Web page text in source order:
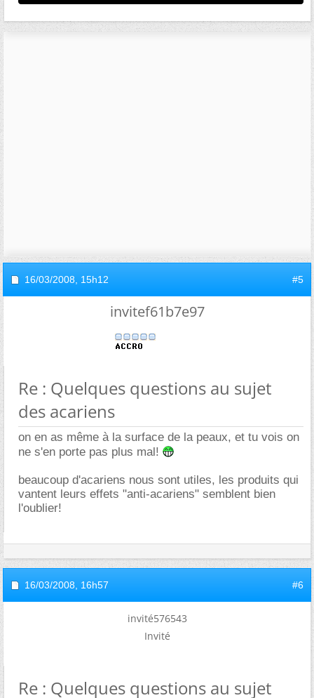
16/03/2008, 15h12 #5
invitef61b7e97
Re : Quelques questions au sujet
des acariens
on en as même à la surface de la peaux, et tu vois on
ne s'en porte pas plus mal!
beaucoup d'acariens nous sont utiles, les produits qui
vantent leurs effets "anti-acariens" semblent bien
l'oublier!
16/03/2008, 16h57 #6
invité576543
Invité
Re : Quelques questions au sujet